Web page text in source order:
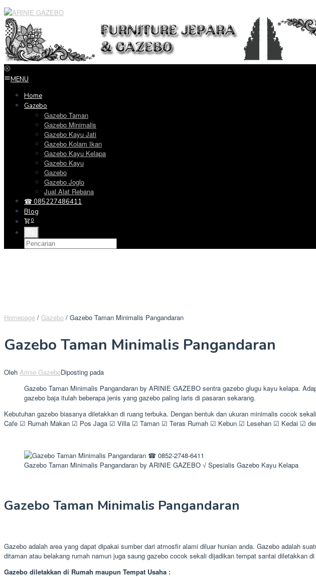
Loncat
ke
konten
MENU
Home
Gazebo
Gazebo Taman
Gazebo Minimalis
Gazebo Kayu Jati
Gazebo Kolam Ikan
Gazebo Kayu Kelapa
Gazebo Kayu
Gazebo
Gazebo Joglo
Jual Alat Rebana
☎ 085227486411
Blog
0
Homepage / Gazebo / Gazebo Taman Minimalis Pangandaran
Gazebo Taman Minimalis Pangandaran
Oleh Arinie GazeboDiposting pada
Gazebo Taman Minimalis Pangandaran by ARINIE GAZEBO sentra gazebo glugu kayu kelapa.
gazebo baja itulah beberapa jenis yang gazebo paling laris di pasaran sekarang.
Kebutuhan gazebo biasanya diletakkan di ruang terbuka. Dengan bentuk dan ukuran minimalis cocok
Cafe ☑ Rumah Makan ☑ Pos Jaga ☑ Villa ☑ Taman ☑ Teras Rumah ☑ Kebun ☑ Lesehan ☑ Kedai ☑
Gazebo Taman Minimalis Pangandaran by ARINIE GAZEBO √ Spesialis Gazebo Kayu Kelapa
Gazebo Taman Minimalis Pangandaran
Gazebo adalah area yang dapat dipakai sumber dari atmosfir alami diluar hunian anda. Gazebo adalah
ditaman atau belakang rumah namun juga saung gazebo cocok sekali dijadikan tempat santai diletakkan
Gazebo diletakkan di Rumah maupun Tempat Usaha :